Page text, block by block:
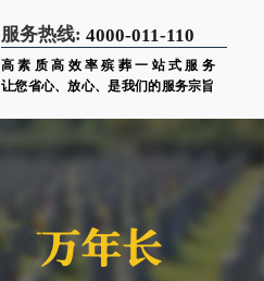
服务热线: 4000-011-110
高素质高效率殡葬一站式服务
让您省心、放心、是我们的服务宗旨